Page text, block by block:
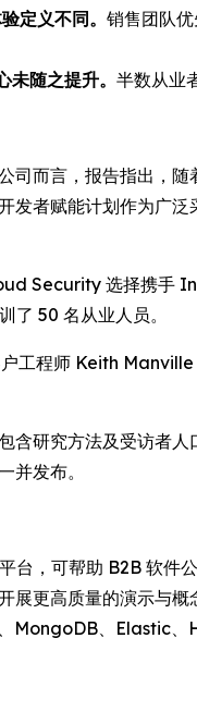
定义不同。 销售团队
随之提升。 半数从业
司而言，报告指出，
发者赋能计划作为广
Security 选择携手
了 50 名从业人员。
工程师 Keith Manville
含研究方法及受访者
并发布。
台，可帮助 B2B 软件
展更高质量的演示与
MongoDB、Elastic、